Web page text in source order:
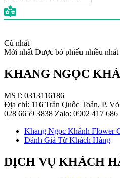
Cũ nhất
Mới nhất Được bỏ phiếu nhiều nhất
KHANG NGỌC
MST: 0313116186
Địa chỉ: 116 Trần Quốc Toản, P.
028 6659 3838 Zalo: 0902 417 686
Khang Ngọc Khánh Flower
Đánh Giá Từ Khách Hàng
DỊCH VỤ KHÁCH